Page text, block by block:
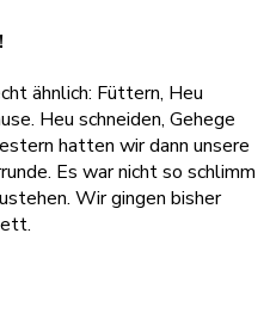
ähnlich: Füttern, Heu
Heu schneiden, Gehege
hatten wir dann unsere
Es war nicht so schlimm
Wir gingen bisher